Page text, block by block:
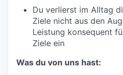
Du verlierst im Alltag
Ziele nicht aus den
Leistung konsequent
Ziele ein
Was du von uns hast: